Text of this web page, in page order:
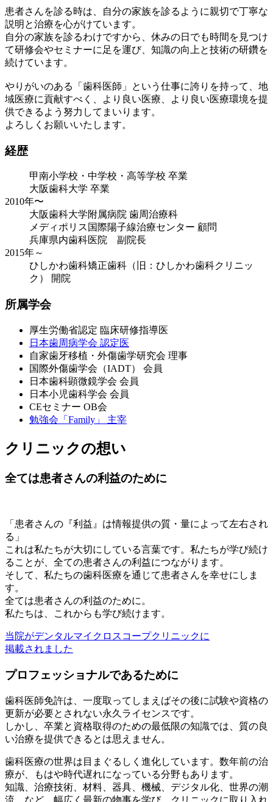
患者さんを診る時は、自分の家族を診るように親切で丁寧な
説明と治療を心がけています。
自分の家族を診るわけですから、休みの日でも時間を見つけ
て研修会やセミナーに足を運び、知識の向上と技術の研鑽を
続けています。
やりがいのある「歯科医師」という仕事に誇りを持って、地
域医療に貢献すべく、より良い医療、より良い医療環境を提
供できるよう努力してまいります。
よろしくお願いいたします。
経歴
甲南小学校・中学校・高等学校 卒業
大阪歯科大学 卒業
2010年〜
大阪歯科大学附属病院 歯周治療科
メディポリス国際陽子線治療センター 顧問
兵庫県内歯科医院 副院長
2015年～
ひしかわ歯科矯正歯科（旧：ひしかわ歯科クリニッ
ク） 開院
所属学会
厚生労働省認定 臨床研修指導医
日本歯周病学会 認定医
自家歯牙移植・外傷歯学研究会 理事
国際外傷歯学会（IADT） 会員
日本歯科顕微鏡学会 会員
日本小児歯科学会 会員
CEセミナー OB会
勉強会「Family」 主宰
クリニックの想い
全ては患者さんの利益のために
「患者さんの『利益』は情報提供の質・量によって左右され
る」
これは私たちが大切にしている言葉です。私たちが学び続け
ることが、全ての患者さんの利益につながります。
そして、私たちの歯科医療を通じて患者さんを幸せにしま
す。
全ては患者さんの利益のために。
私たちは、これからも学び続けます。
当院がデンタルマイクロスコープクリニックに
掲載されました
プロフェッショナルであるために
歯科医師免許は、一度取ってしまえばその後に試験や資格の
更新が必要とされない永久ライセンスです。
しかし、卒業と資格取得のための最低限の知識では、質の良
い治療を提供できるとは思えません。
歯科医療の世界は目まぐるしく進化しています。数年前の治
療が、もはや時代遅れになっている分野もあります。
知識、治療技術、材料、器具、機械、デジタル化、世界の潮
流…など、幅広く最新の物事を学び、クリニックに取り入れ